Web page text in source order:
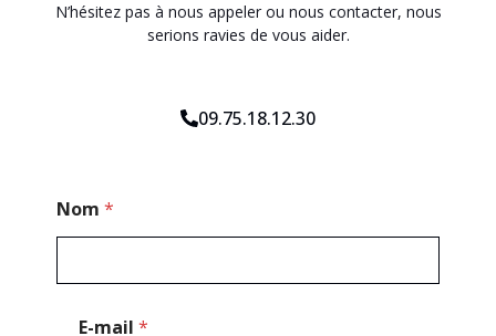
N’hésitez pas à nous appeler ou nous contacter, nous
serions ravies de vous aider.
09.75.18.12.30
Nom *
E-mail *